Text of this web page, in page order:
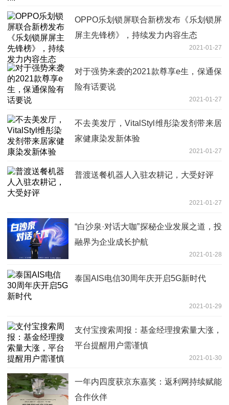
OPPO乐划锁屏联合新榜发布《乐划锁屏
屏主先锋榜》，持续发力内容生态
2021-01-27
对于强势来袭的2021款尊享e生，保通保
险有话要说
2021-01-27
不去美发厅，VitalStyl维彤染发剂带来居
家健康染发新体验
2021-01-27
普渡送餐机器人入驻农耕记，大受好评
2021-01-27
“白沙泉·对话大咖”探秘企业发展之道，投
融界为企业成长护航
2021-01-28
泰国AIS电信30周年庆开启5G新时代
2021-01-29
支付宝搜索周报：基金经理搜索量大涨，
平台提醒用户需谨慎
2021-01-30
一年内四度获京东嘉奖：返利网持续赋能
合作伙伴